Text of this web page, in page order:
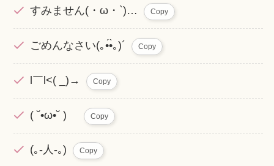
すみません(・ω・`)… Copy
ごめんなさい(｡•́•̀｡)´ Copy
l￣l<( _)→ Copy
( ˘•ω•˘ )ゝ Copy
(｡-人-｡) Copy